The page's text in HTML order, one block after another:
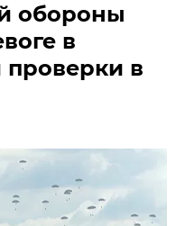
обороны
в
проверки в